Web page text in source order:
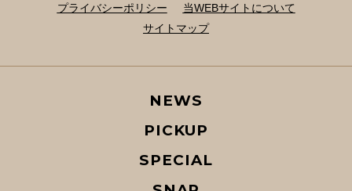
プライバシーポリシー
当WEBサイトについて
サイトマップ
NEWS
PICKUP
SPECIAL